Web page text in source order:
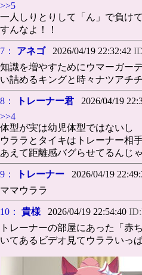
>>5
一人しりとりして「ん」で負け
すんなよ！！
7： アネゴ2026/04/19 22:32:42
知識を増やすためにウマーガー
い詰めるキングと時々ナツアチチ
8： トレーナー君 2026/04/19
>>4
体型が実は幼児体型ではないし
ウララとタイキはトレーナー相
あえて距離感バグらせてるんじ
9： トレーナー 2026/04/19
ママウララ
10： 貴様 2026/04/19 22:54:40
トレーナーの部屋にあった「赤
いてあるビデオ見てウララいっ